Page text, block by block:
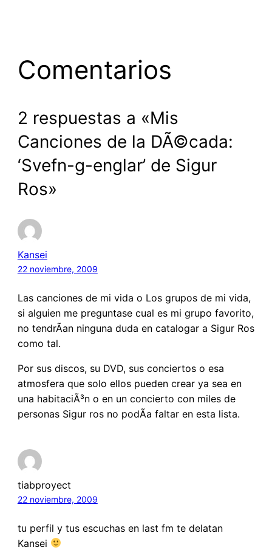
Comentarios
2 respuestas a «Mis
Canciones de la DÃ©cada:
‘Svefn-g-englar’ de Sigur
Ros»
Kansei
22 noviembre, 2009
Las canciones de mi vida o Los grupos de mi vida,
si alguien me preguntase cual es mi grupo favorito,
no tendrÃ­an ninguna duda en catalogar a Sigur Ros
como tal.
Por sus discos, su DVD, sus conciertos o esa
atmosfera que solo ellos pueden crear ya sea en
una habitaciÃ³n o en un concierto con miles de
personas Sigur ros no podÃ­a faltar en esta lista.
tiabproyect
22 noviembre, 2009
tu perfil y tus escuchas en last fm te delatan
Kansei